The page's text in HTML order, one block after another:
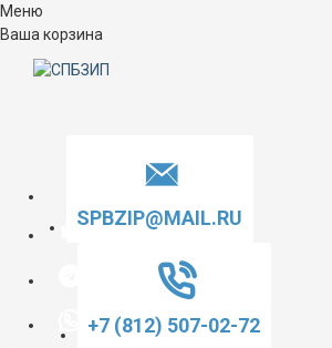
Меню
Ваша корзина
SPBZIP@MAIL.RU
+7 (812) 507-02-72